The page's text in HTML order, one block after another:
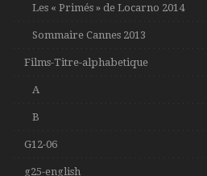
Les « Primés » de Locarno 2014
Sommaire Cannes 2013
Films-Titre-alphabetique
A
B
G12-06
g25-english